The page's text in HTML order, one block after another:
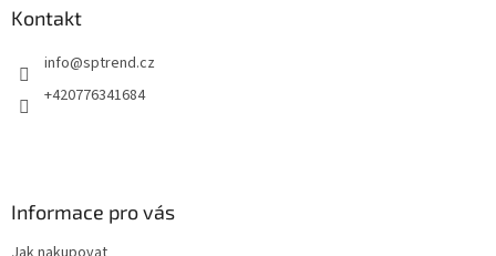
Kontakt
info@sptrend.cz
+420776341684
Informace pro vás